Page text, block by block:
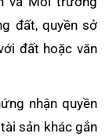
đất, quyền sở
đất hoặc văn
nhận quyền
sản khác gắn